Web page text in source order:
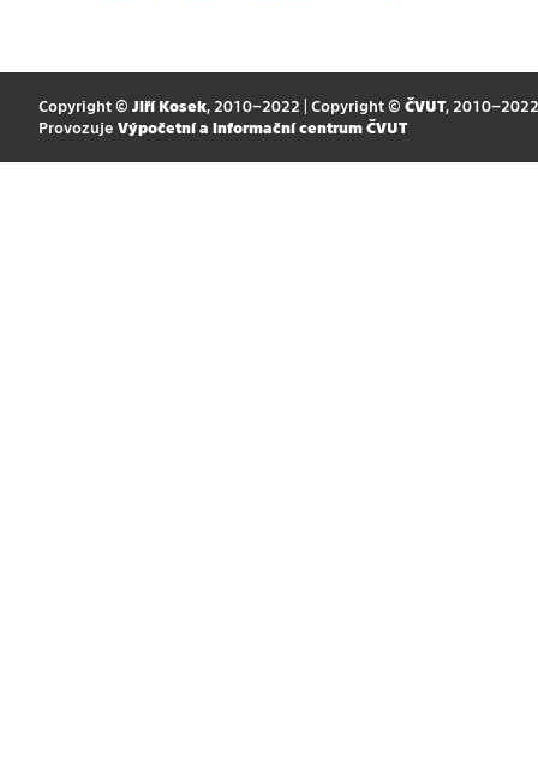
Copyright © Jiří Kosek, 2010–2022 | Copyright © ČVUT, 2010–2022
Provozuje Výpočetní a informační centrum ČVUT